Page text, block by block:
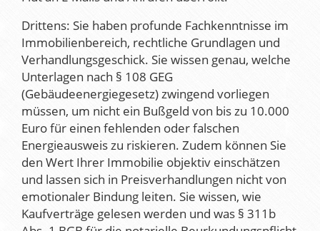
Drittens: Sie haben profunde Fachkenntnisse im
Immobilienbereich, rechtliche Grundlagen und
Verhandlungsgeschick. Sie wissen genau, welche
Unterlagen nach § 108 GEG
(Gebäudeenergiegesetz) zwingend vorliegen
müssen, um nicht ein Bußgeld von bis zu 10.000
Euro für einen fehlenden oder falschen
Energieausweis zu riskieren. Zudem können Sie
den Wert Ihrer Immobilie objektiv einschätzen
und lassen sich in Preisverhandlungen nicht von
emotionaler Bindung leiten. Sie wissen, wie
Kaufverträge gelesen werden und was § 311b